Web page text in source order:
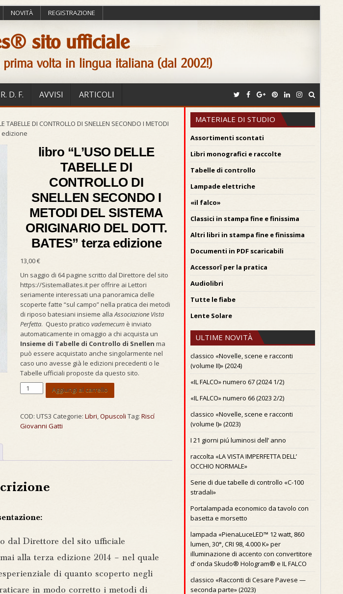
NOVITÀ REGISTRAZIONE
sito ufficiale
volta in lingua italiana (dal 2002!)
R. D. F. AVVISI ARTICOLI
TABELLE DI CONTROLLO DI SNELLEN SECONDO I METODI
edizione
libro “L’USO DELLE
TABELLE DI
CONTROLLO DI
SNELLEN SECONDO I
METODI DEL SISTEMA
ORIGINARIO DEL DOTT.
BATES” terza edizione
13,00€
Un saggio di 64 pagine scritto dal Direttore del sito
https://SistemaBates.it per offrire ai Lettori
seriamente interessati una panoramica delle
scoperte fatte “sul campo” nella pratica dei metodi
di riposo batesiani insieme allaAssociazione Vista
Perfetta. Questo pratico vademecumè inviato
automaticamente in omaggio a chi acquista un
Insieme di Tabelle di Controllo di Snellen ma
può essere acquistato anche singolarmente nel
caso uno avesse già le edizioni precedenti o le
Tabelle ufficiali proposte da questo sito.
libro
“L’USO
TABELLE
DI
METODI
ORIGINARIO
BATES”
terza
edizione
quantità
Aggiungi al carrello
COD: UTS3 Categorie: Libri,Opuscoli Tag: Riscí
Giovanni Gatti
dal Direttore del sito ufficiale
alla terza edizione 2014 – nel quale
di quanto scoperto negli
in modo corretto i metodi di
MATERIALE DI STUDIO
Assortimenti scontati
Libri monografici e raccolte
Tabelle di controllo
Lampade elettriche
«il falco»
Classici in stampa fine e finissima
Altri libri in stampa fine e finissima
Documenti in PDF scaricabili
Accessorî per la pratica
Audiolibri
Tutte le fiabe
Lente Solare
ULTIME NOVITÀ
classico «Novelle, scene e racconti
(volume II)» (2024)
«IL FALCO» numero 67 (2024 1/2)
«IL FALCO» numero 66 (2023 2/2)
classico «Novelle, scene e racconti
(volume I)» (2023)
I 21 giorni piú luminosi dell’ anno
raccolta «LA VISTA IMPERFETTA DELL’
OCCHIO NORMALE»
Serie di due tabelle di controllo «C-100
stradali»
Portalampada economico da tavolo con
basetta e morsetto
lampada «PienaLuceLED™ 12 watt, 860
lumen, 30°, CRI 98, 4.000 K» per
illuminazione di accento con convertitore
d’ onda Skudo® Hologram® e IL FALCO
classico «Racconti di Cesare Pavese —
seconda parte» (2023)